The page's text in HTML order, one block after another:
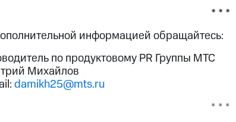
* * *
информацией обращайтесь:
по продуктовому PR Группы МТС
Михайлов
damikh25@mts.ru
* * *